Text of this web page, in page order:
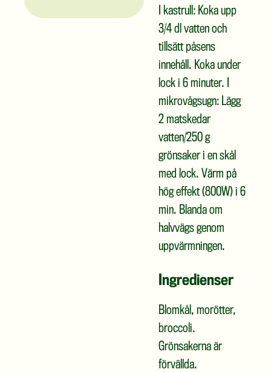
I kastrull: Koka upp
3/4 dl vatten och
tillsätt påsens
innehåll. Koka under
lock i 6 minuter. I
mikrovågsugn: Lägg
2 matskedar
vatten/250 g
grönsaker i en skål
med lock. Värm på
hög effekt (800W) i 6
min. Blanda om
halvvägs genom
uppvärmningen.
Ingredienser
Blomkål, morötter,
broccoli.
Grönsakerna är
förvällda.